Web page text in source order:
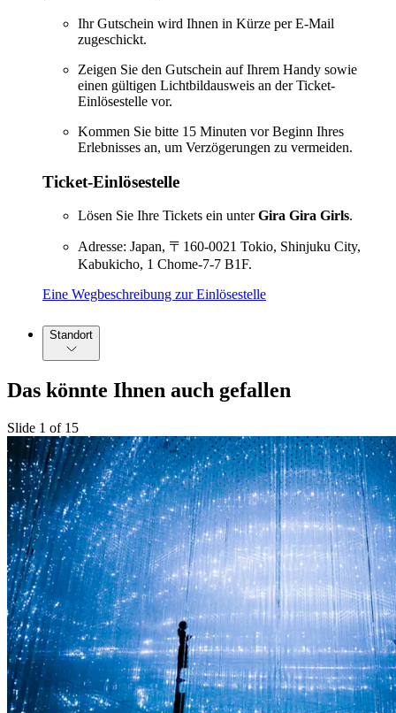
Ihr Gutschein wird Ihnen in Kürze per E-Mail
zugeschickt.
Zeigen Sie den Gutschein auf Ihrem Handy sowie
einen gültigen Lichtbildausweis an der Ticket-
Einlösestelle vor.
Kommen Sie bitte 15 Minuten vor Beginn Ihres
Erlebnisses an, um Verzögerungen zu vermeiden.
Ticket-Einlösestelle
Lösen Sie Ihre Tickets ein unterGira Gira Girls.
Adresse: Japan, 〒160-0021 Tokio, Shinjuku City,
Kabukicho, 1 Chome-7-7 B1F.
Eine Wegbeschreibung zur Einlösestelle
Standort
Das könnte Ihnen auch gefallen
Slide 1 of 15